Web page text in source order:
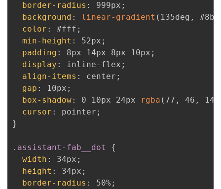
border-radius : 999px ;
background : linear-gradient ( 135deg ,
color : #fff ;
min-height : 52px ;
padding : 8px 14px 8px 10px ;
display : inline-flex ;
align-items : center ;
gap : 10px ;
box-shadow: 0 10px 24px rgba ( 77 , 46 , 141
cursor : pointer ;
}
.assistant-fab__dot
{
width : 34px ;
height : 34px ;
border-radius : 50%;